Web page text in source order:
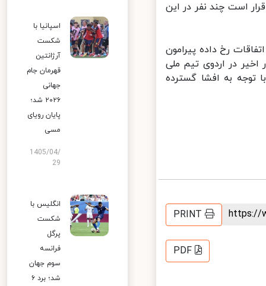
است چند نفر در این
رخ داده پیرامون
در اردوی تیم ملی
به افشا گسترده
PRINT
PDF
اسپانیا با
شکست
آرژانتین
قهرمان جام
جهانی
۲۰۲۶ شد؛
پایان رویای
مسی
1405/04/
29
انگلیس با
شکست
پرگل
فرانسه
سوم جهان
شد؛ برد ۶